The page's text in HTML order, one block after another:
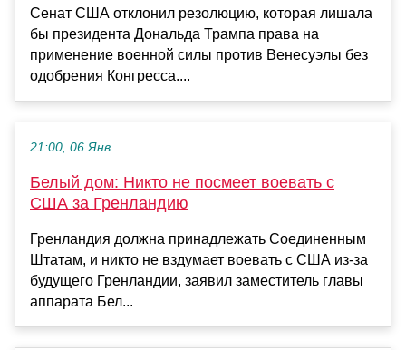
Сенат США отклонил резолюцию, которая лишала
бы президента Дональда Трампа права на
применение военной силы против Венесуэлы без
одобрения Конгресса....
21:00, 06 Янв
Белый дом: Никто не посмеет воевать с
США за Гренландию
Гренландия должна принадлежать Соединенным
Штатам, и никто не вздумает воевать с США из-за
будущего Гренландии, заявил заместитель главы
аппарата Бел...